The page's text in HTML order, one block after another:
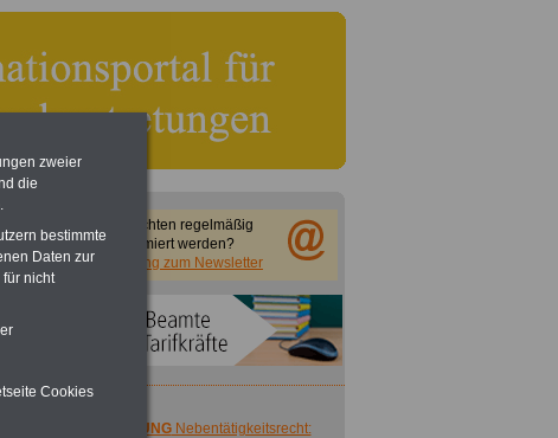
Sie möchten regelmäßig
informiert werden?
Anmeldung zum Newsletter
ACHTUNGNebentätigkeitsrecht:
zweier
die
bestimmte
Daten zur
nicht
Cookies